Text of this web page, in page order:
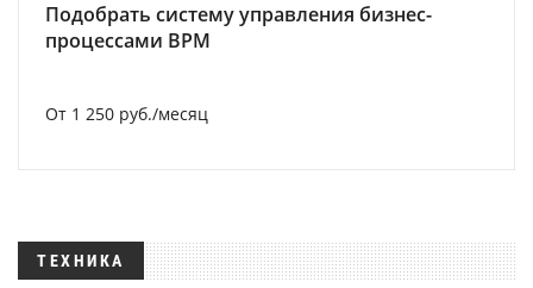
Подобрать систему управления бизнес-
процессами BPM
От 1 250 руб./месяц
ТЕХНИКА